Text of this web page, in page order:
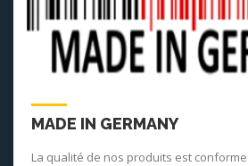
MADE IN GERMANY
La qualité de nos produits est